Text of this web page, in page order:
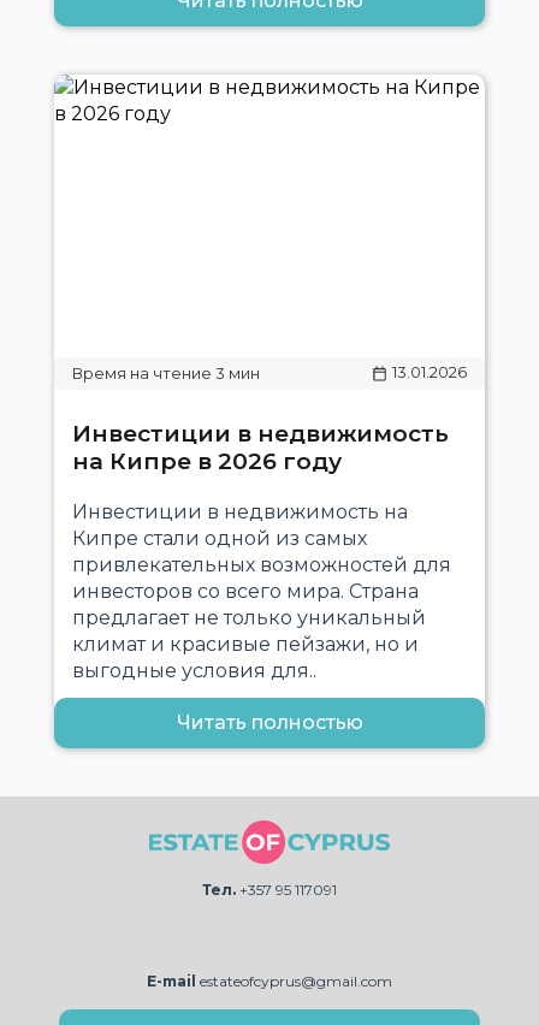
13.01.2026
Инвестиции в недвижимость
на Кипре в 2026 году
Инвестиции в недвижимость на
Кипре стали одной из самых
привлекательных возможностей для
инвесторов со всего мира. Страна
предлагает не только уникальный
климат и красивые пейзажи, но и
выгодные условия для..
Читать полностью
Тел. +357 95 117091
E-mail estateofcyprus@gmail.com